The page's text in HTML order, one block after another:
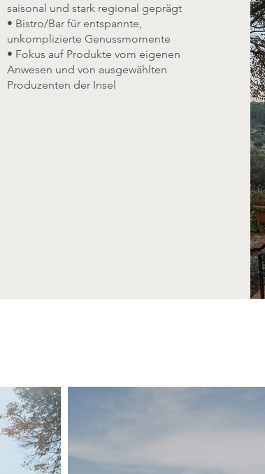
saisonal und stark regional geprägt
• Bistro/Bar für entspannte,
unkomplizierte Genussmomente
• Fokus auf Produkte vom eigenen
Anwesen und von ausgewählten
Produzenten der Insel